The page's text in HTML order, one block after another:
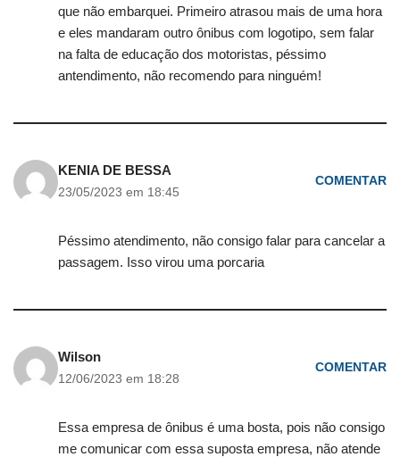
que não embarquei. Primeiro atrasou mais de uma hora
e eles mandaram outro ônibus com logotipo, sem falar
na falta de educação dos motoristas, péssimo
antendimento, não recomendo para ninguém!
KENIA DE BESSA
23/05/2023 em 18:45
COMENTAR
Péssimo atendimento, não consigo falar para cancelar a
passagem. Isso virou uma porcaria
Wilson
12/06/2023 em 18:28
COMENTAR
Essa empresa de ônibus é uma bosta, pois não consigo
me comunicar com essa suposta empresa, não atende